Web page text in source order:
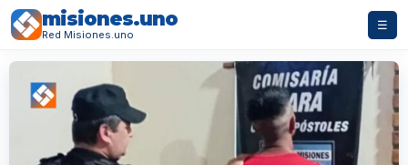
misiones.uno
Red Misiones.uno
☰